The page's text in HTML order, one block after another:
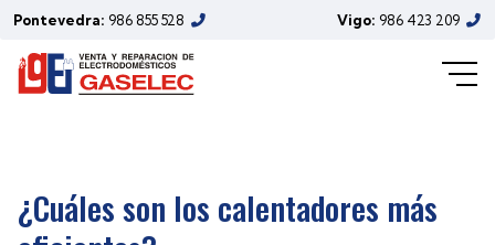
Pontevedra: 986 855 528 Vigo: 986 423 209
¿Cuáles son los calentadores más